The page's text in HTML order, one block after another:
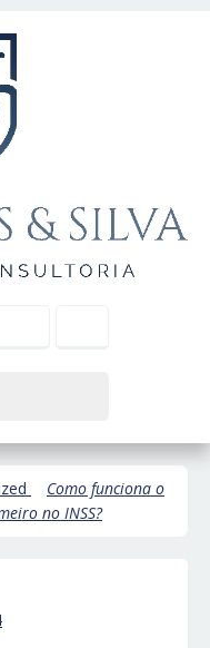
Como funciona o
no INSS?